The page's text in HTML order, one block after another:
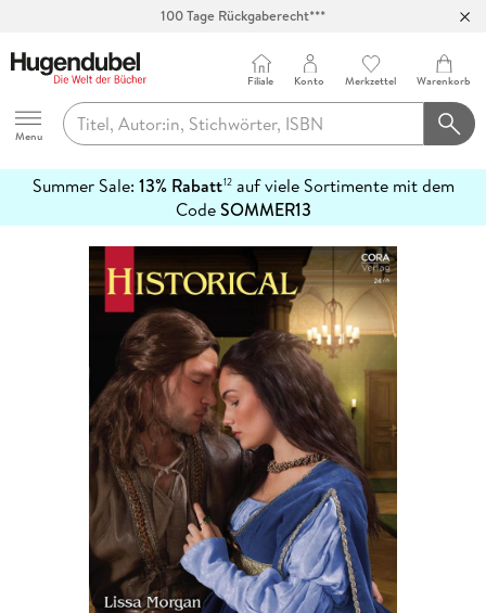
100 Tage Rückgaberecht***
Hugendubel
Menu
Filiale Konto Merkzettel Warenkorb
Summer Sale: 13% Rabatt12auf viele Sortimente mit dem
CodeSOMMER13
erfahren